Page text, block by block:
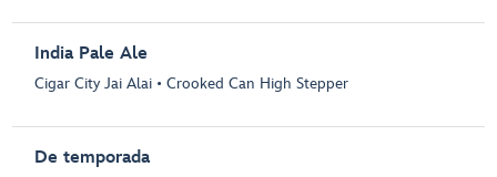
India Pale Ale
Cigar City Jai Alai • Crooked Can High Stepper
De temporada